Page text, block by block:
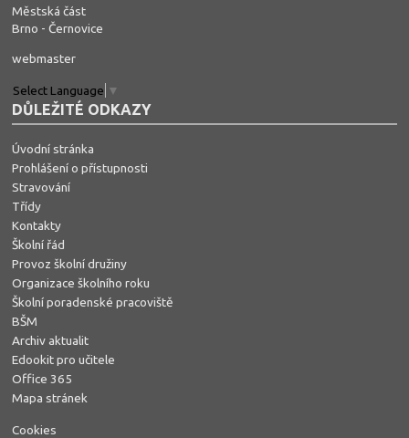
Městská část
Brno - Černovice
webmaster
Select Language ▼
DŮLEŽITÉ ODKAZY
Úvodní stránka
Prohlášení o přístupnosti
Stravování
Třídy
Kontakty
Školní řád
Provoz školní družiny
Organizace školního roku
Školní poradenské pracoviště
BŠM
Archiv aktualit
Edookit pro učitele
Office 365
Mapa stránek
Cookies